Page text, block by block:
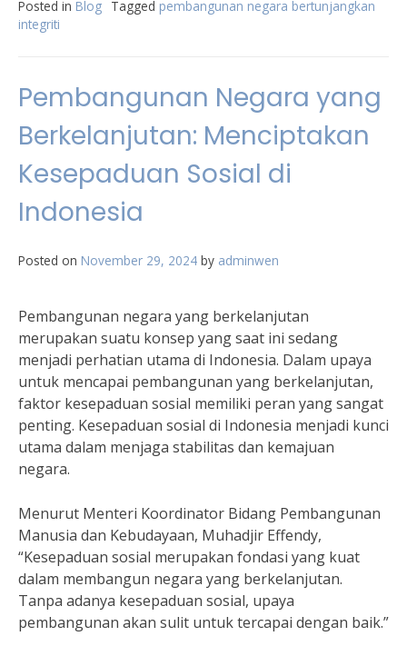
Posted in Blog Tagged pembangunan negara bertunjangkan
integriti
Pembangunan Negara yang
Berkelanjutan: Menciptakan
Kesepaduan Sosial di
Indonesia
Posted on November 29, 2024 by adminwen
Pembangunan negara yang berkelanjutan
merupakan suatu konsep yang saat ini sedang
menjadi perhatian utama di Indonesia. Dalam upaya
untuk mencapai pembangunan yang berkelanjutan,
faktor kesepaduan sosial memiliki peran yang sangat
penting. Kesepaduan sosial di Indonesia menjadi kunci
utama dalam menjaga stabilitas dan kemajuan
negara.
Menurut Menteri Koordinator Bidang Pembangunan
Manusia dan Kebudayaan, Muhadjir Effendy,
“Kesepaduan sosial merupakan fondasi yang kuat
dalam membangun negara yang berkelanjutan.
Tanpa adanya kesepaduan sosial, upaya
pembangunan akan sulit untuk tercapai dengan baik.”